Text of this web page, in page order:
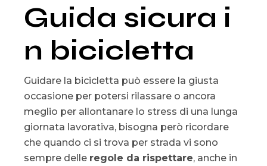
Guida sicura i
n bicicletta
Guidare la bicicletta può essere la giusta
occasione per potersi rilassare o ancora
meglio per allontanare lo stress di una lunga
giornata lavorativa, bisogna però ricordare
che quando ci si trova per strada vi sono
sempre delle regole da rispettare, anche in